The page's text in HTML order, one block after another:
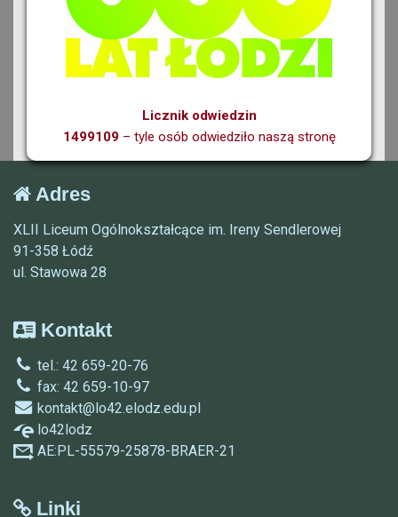
Licznik odwiedzin
1499109– tyle osób odwiedziło naszą stronę
Adres
XLII Liceum Ogólnokształcące im. Ireny Sendlerowej
91-358 Łódź
ul. Stawowa 28
Kontakt
tel.: 42 659-20-76
fax: 42 659-10-97
kontakt@lo42.elodz.edu.pl
lo42lodz
AE:PL-55579-25878-BRAER-21
Linki